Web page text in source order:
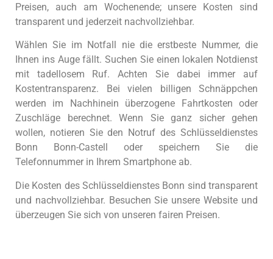
Preisen, auch am Wochenende; unsere Kosten sind
transparent und jederzeit nachvollziehbar.
Wählen Sie im Notfall nie die erstbeste Nummer, die
Ihnen ins Auge fällt. Suchen Sie einen lokalen Notdienst
mit tadellosem Ruf. Achten Sie dabei immer auf
Kostentransparenz. Bei vielen billigen Schnäppchen
werden im Nachhinein überzogene Fahrtkosten oder
Zuschläge berechnet. Wenn Sie ganz sicher gehen
wollen, notieren Sie den Notruf des Schlüsseldienstes
Bonn Bonn-Castell oder speichern Sie die
Telefonnummer in Ihrem Smartphone ab.
Die Kosten des Schlüsseldienstes Bonn sind transparent
und nachvollziehbar. Besuchen Sie unsere Website und
überzeugen Sie sich von unseren fairen Preisen.